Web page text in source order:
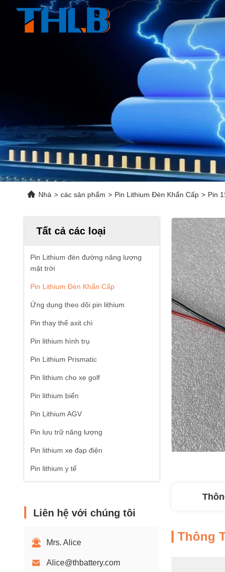
Nhà > các sản phẩm > Pin Lithium Đèn Khẩn Cấp > Pin
Tất cả các loại
Pin Lithium đèn đường năng lượng
mặt trời
Pin Lithium Đèn Khẩn Cấp
Ứng dụng theo dõi pin lithium
Pin thay thế axit chì
Pin lithium hình trụ
Pin Lithium Prismatic
Pin lithium cho xe golf
Pin lithium biển
Pin Lithium AGV
Pin lưu trữ năng lượng
Pin lithium xe đạp điện
Pin lithium y tế
Liên hệ với chúng tôi
Mrs. Alice
Alice@thbattery.com
Thông